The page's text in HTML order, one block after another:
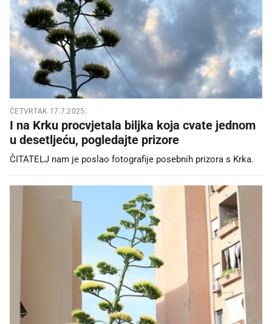
ČETVRTAK 17.7.2025.
I na Krku procvjetala biljka koja cvate jednom
u desetljeću, pogledajte prizore
ČITATELJ nam je poslao fotografije posebnih prizora s Krka.